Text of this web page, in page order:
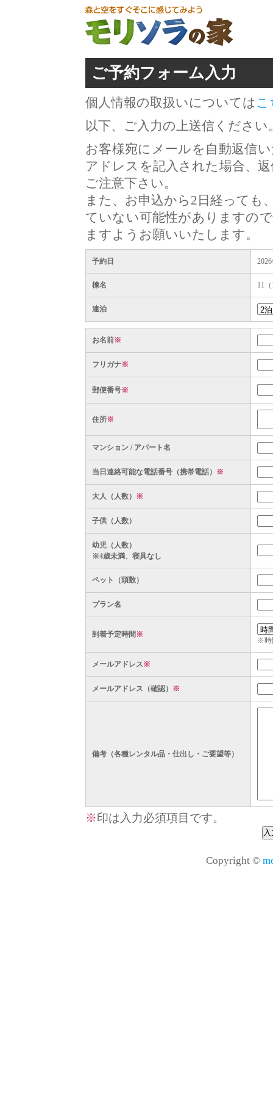
ご予約フォーム入力
個人情報の取扱いについては こ
以下、ご入力の上送信ください
お客様宛にメールを自動返信
アドレスを記入された場合、
ご注意下さい。
また、お申込から2日経っても
ていない可能性がありますの
ますようお願いいたします。
予約日
棟名 11
連泊
お名前※
フリガナ※
郵便番号※
住所※
マンション / アパート名
当日連絡可能な電話番号（携帯電話） ※
大人（人数） ※
子供（人数）
幼児（人数）
※4歳未満、寝具なし
ペット（頭数）
プラン名
到着予定時間※
※時
メールアドレス※
メールアドレス（確認） ※
備考（各種レンタル品・仕出し・ご要望等）
※印は入力必須項目です。
Copyright ©